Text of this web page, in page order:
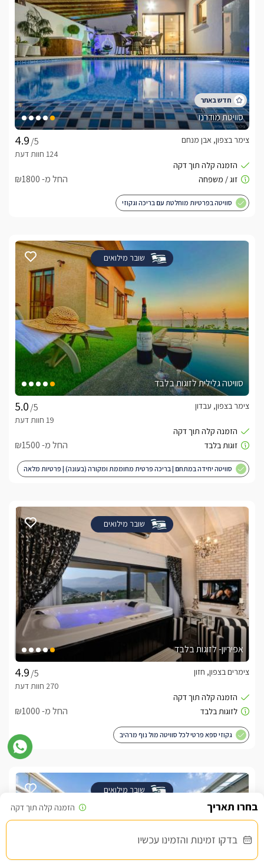
בדקו זמינות והזמינו עכשיו
סוויטת מודרנו
/5
צימר בצפון, אבן מנחם
החל מ- ₪1800
סוויטה בפרטיות מוחלטת עם בריכה וגקוזי
שובר מילואים
סוויטה גלילית לזוגות בלבד
/5
צימר בצפון, עבדון
החל מ- ₪1500
סוויטה יחידה במתחם | בריכה פרטית מחוממת ומקורה (בעונה) | פרטיות מלאה
שובר מילואים
אפיריון- לזוגות בלבד
/5
צימרים בצפון, חזון
החל מ- ₪1000
גקוזי ספא פרטי לכל סוויטה מול נוף מרהיב
שובר מילואים